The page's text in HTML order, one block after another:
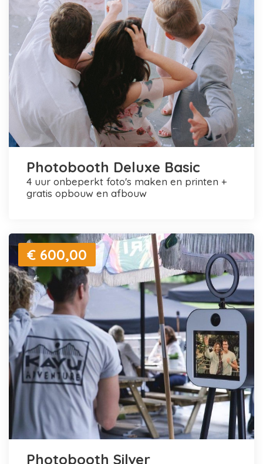
Photobooth Deluxe Basic
4 uur onbeperkt foto's maken en printen +
gratis opbouw en afbouw
€ 600,00
Photobooth Silver